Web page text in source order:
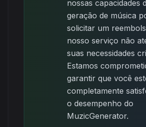
nossas capacidades
geração de música
solicitar um
nosso serviço não
suas necessidades
Estamos
garantir que você
completamente
o desempenho do
MuzicGenerator.